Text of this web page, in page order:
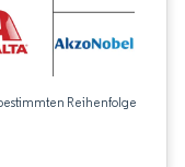
Reihenfolge